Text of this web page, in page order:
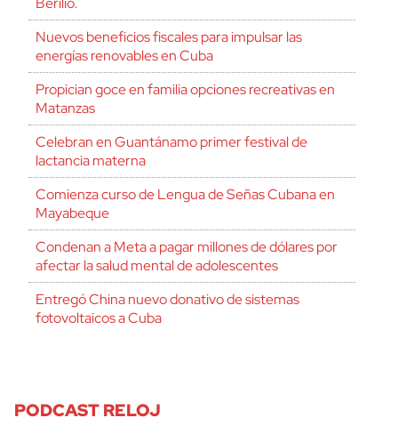
Nuevos beneficios fiscales para impulsar las
energías renovables en Cuba
Propician goce en familia opciones recreativas en
Matanzas
Celebran en Guantánamo primer festival de
lactancia materna
Comienza curso de Lengua de Señas Cubana en
Mayabeque
Condenan a Meta a pagar millones de dólares por
afectar la salud mental de adolescentes
Entregó China nuevo donativo de sistemas
fotovoltaicos a Cuba
PODCAST RELOJ